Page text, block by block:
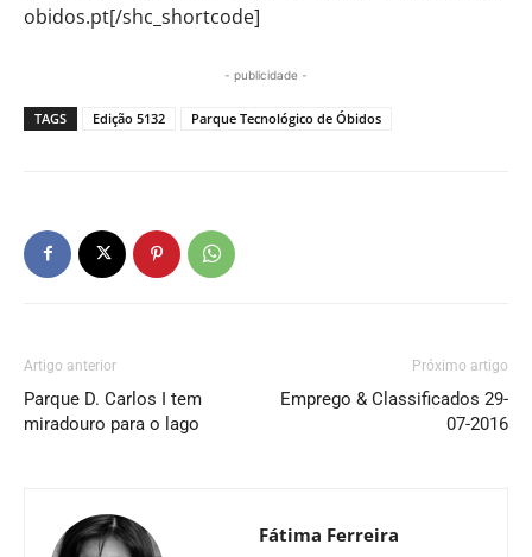
obidos.pt[/shc_shortcode]
- publicidade -
TAGS Edição 5132 Parque Tecnológico de Óbidos
Artigo anterior
Parque D. Carlos I tem
miradouro para o lago
Próximo artigo
Emprego & Classificados 29-
07-2016
Fátima Ferreira